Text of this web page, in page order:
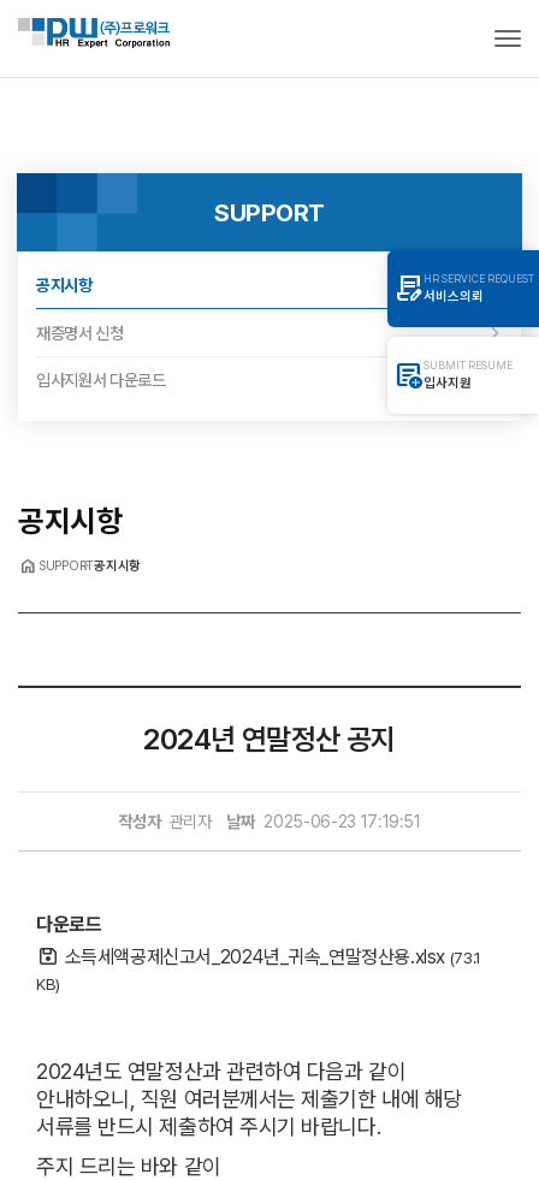
contract_editHR SERVICE REQUEST
서비스의뢰
add_notesSUBMIT RESUME
입사지원
SUPPORT
공지시항
재증명서 신청
입사지원서 다운로드
공지시항
home SUPPORT공지시항
2024년 연말정산 공지
작성자 관리자 날짜 2025-06-23 17:19:51
다운로드
소득세액공제신고서_2024년_귀속_연말정산용.xlsx (73.1
KB)
2024년도 연말정산과 관련하여 다음과 같이
안내하오니, 직원 여러분께서는 제출기한 내에 해당
서류를 반드시 제출하여 주시기 바랍니다.
주지 드리는 바와 같이